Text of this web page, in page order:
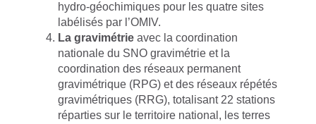
hydro-géochimiques pour les quatre sites
labélisés par l’OMIV.
La gravimétrie avec la coordination
nationale du SNO gravimétrie et la
coordination des réseaux permanent
gravimétrique (RPG) et des réseaux répétés
gravimétriques (RRG), totalisant 22 stations
réparties sur le territoire national, les terres